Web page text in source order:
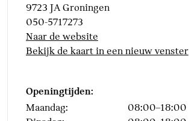
9723 JA Groningen
050-5717273
Naar de website
Bekijk de kaart in een nieuw venster
Openingtijden:
Maandag:
08:00–18:00